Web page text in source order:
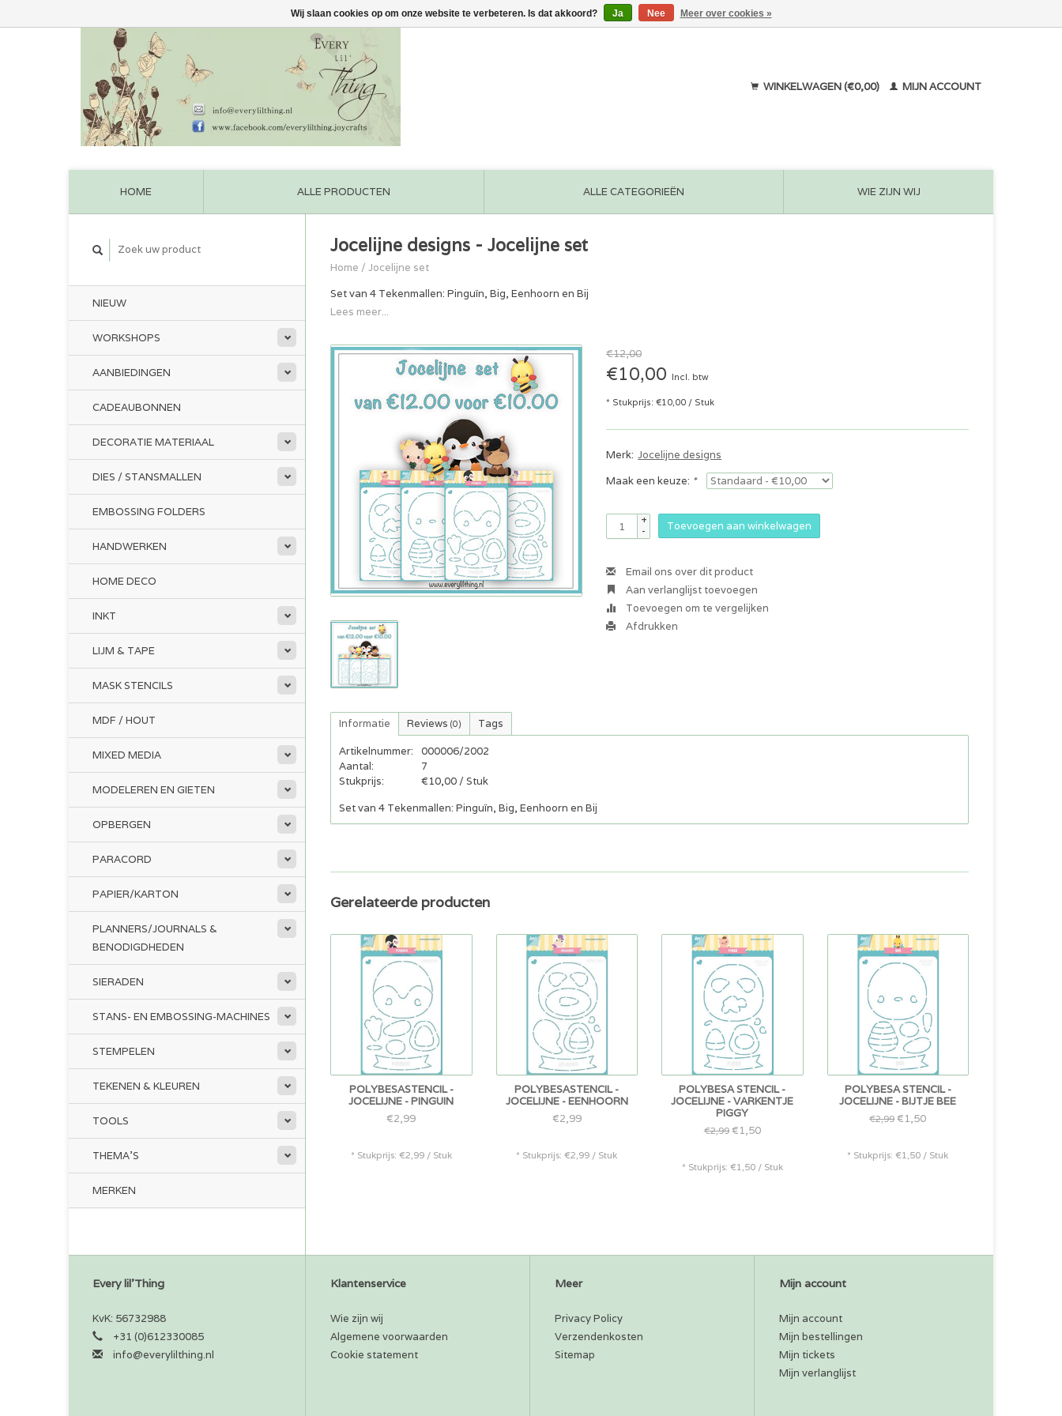
WINKELWAGEN (€0,00) MIJN ACCOUNT
HOME ALLE PRODUCTEN ALLE CATEGORIEËN WIE ZIJN WIJ
NIEUW
WORKSHOPS
AANBIEDINGEN
CADEAUBONNEN
DECORATIE MATERIAAL
DIES / STANSMALLEN
EMBOSSING FOLDERS
HANDWERKEN
HOME DECO
INKT
LIJM & TAPE
MASK STENCILS
MDF / HOUT
MIXED MEDIA
MODELEREN EN GIETEN
OPBERGEN
PARACORD
PAPIER/KARTON
PLANNERS/JOURNALS &
BENODIGDHEDEN
SIERADEN
STANS- EN EMBOSSING-MACHINES
STEMPELEN
TEKENEN & KLEUREN
TOOLS
THEMA'S
MERKEN
Jocelijne designs - Jocelijne set
Home / Jocelijne set
Set van 4 Tekenmallen: Pinguïn, Big, Eenhoorn en Bij
Lees meer...
€12,00
€10,00 Incl. btw
* Stukprijs: €10,00 / Stuk
Merk: Jocelijne designs
Maak een keuze: *
+
-
Toevoegen aan winkelwagen
Email ons over dit product
Aan verlanglijst toevoegen
Toevoegen om te vergelijken
Afdrukken
Informatie Reviews (0) Tags
Artikelnummer:
000006/2002
Aantal:
7
Stukprijs:
€10,00 / Stuk
Set van 4 Tekenmallen: Pinguïn, Big, Eenhoorn en Bij
Gerelateerde producten
POLYBESASTENCIL -
JOCELIJNE - PINGUIN
€2,99
* Stukprijs: €2,99 / Stuk
POLYBESASTENCIL -
JOCELIJNE - EENHOORN
€2,99
* Stukprijs: €2,99 / Stuk
POLYBESA STENCIL -
JOCELIJNE - VARKENTJE
PIGGY
€2,99€1,50
* Stukprijs: €1,50 / Stuk
POLYBESA STENCIL -
JOCELIJNE - BIJTJE BEE
€2,99 €1,50
* Stukprijs: €1,50 / Stuk
Every lil'Thing
KvK: 56732988
+31 (0)612330085
info@everylilthing.nl
Klantenservice
Wie zijn wij
Algemene voorwaarden
Cookie statement
Meer
Privacy Policy
Verzendenkosten
Sitemap
Mijn account
Mijn account
Mijn bestellingen
Mijn tickets
Mijn verlanglijst
Wij slaan cookies op om onze website te verbeteren. Is dat akkoord? Ja Nee Meer over cookies »